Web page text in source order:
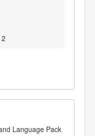
Language Pack